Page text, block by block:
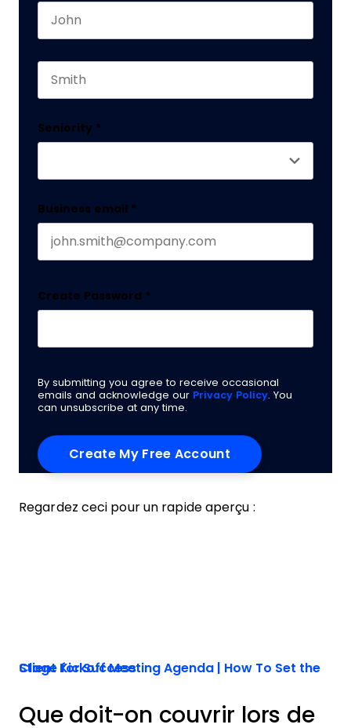
Seniority *
Business email *
Create Password *
By submitting you agree to receive occasional
emails and acknowledge our Privacy Policy. You
can unsubscribe at any time.
Regardez ceci pour un rapide aperçu :
Client Kickoff Meeting Agenda | How To Set the Stage for Success
Que doit-on couvrir lors de